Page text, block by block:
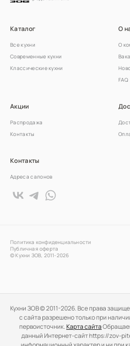
Каталог
Все кухни
Современные кухни
Классические кухни
О
О
FAQ
Акции
Распродажа
Контакты
Контакты
Адреса салонов
Политика конфиденциальности
Публичная оферта
© Кухни ЗОВ, 2011-2026
Кухни ЗОВ © 2011-2026. Все права
c сайта разрешено только при
первоисточник.Карта сайта
данный Интернет-сайт https://zov-